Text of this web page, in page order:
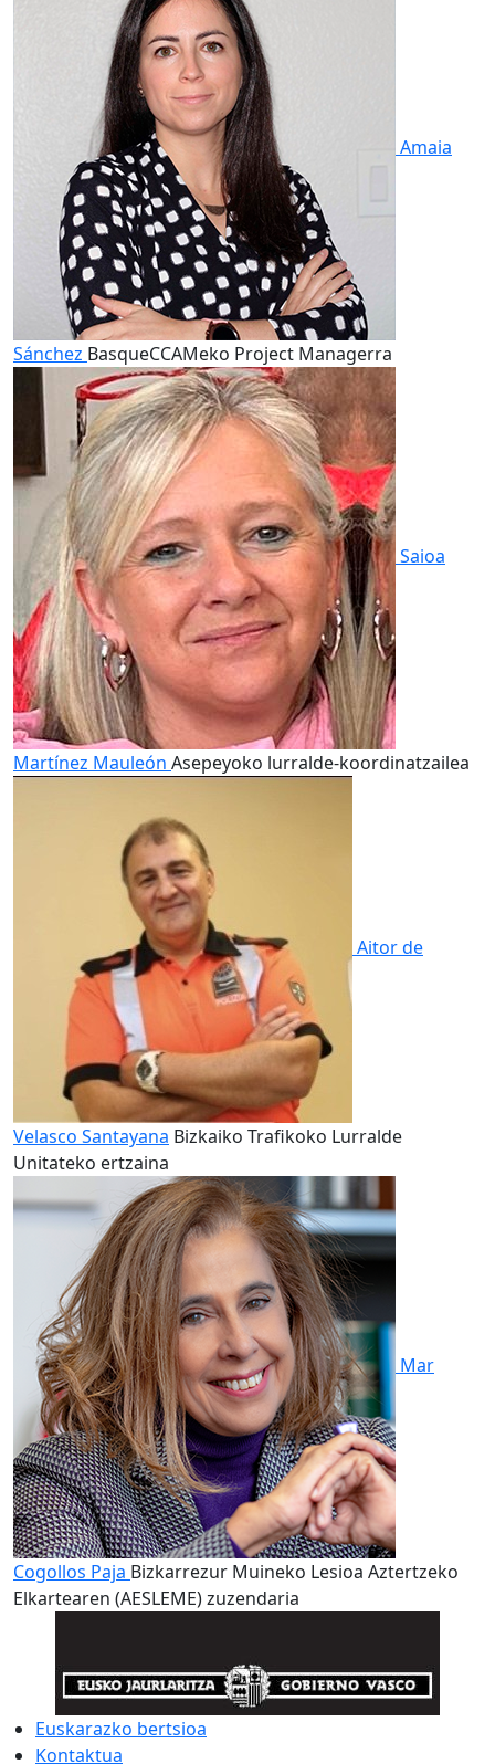
Amaia
Sánchez BasqueCCAMeko Project Managerra
Saioa
Martínez Mauleón Asepeyoko lurralde-koordinatzailea
Aitor de
Velasco Santayana Bizkaiko Trafikoko Lurralde
Unitateko ertzaina
Mar
Cogollos Paja Bizkarrezur Muineko Lesioa Aztertzeko
Elkartearen (AESLEME) zuzendaria
Euskarazko bertsioa
Kontaktua